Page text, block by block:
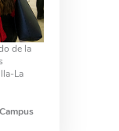
de la
La